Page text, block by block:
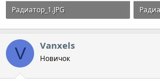
Радиатор_1.JPG
44.2 KB · Просмотры: 327
50.2
V Vanxels
Новичок